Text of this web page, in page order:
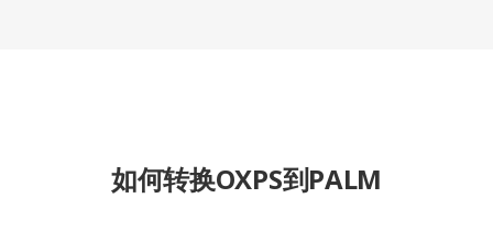
如何转换OXPS到PALM